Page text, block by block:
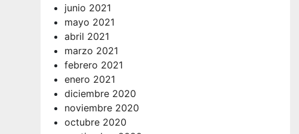
junio 2021
mayo 2021
abril 2021
marzo 2021
febrero 2021
enero 2021
diciembre 2020
noviembre 2020
octubre 2020